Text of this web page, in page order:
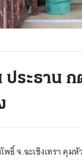
ประธาน
พธิ์ จ.ฉะเชิงเทรา คุม